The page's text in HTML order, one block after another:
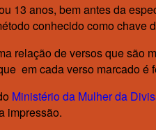
13 anos, bem antes da
conhecido como chave
relação de versos que são
em cada verso marcado
Ministério da Mulher da
impressão.